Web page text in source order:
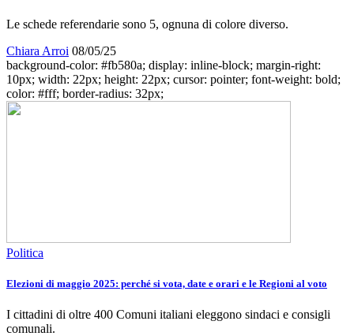
Le schede referendarie sono 5, ognuna di colore diverso.
Chiara Arroi 08/05/25
background-color: #fb580a; display: inline-block; margin-right:
10px; width: 22px; height: 22px; cursor: pointer; font-weight: bold;
color: #fff; border-radius: 32px;
Politica
Elezioni di maggio 2025: perché si vota, date e orari e le Regioni al voto
I cittadini di oltre 400 Comuni italiani eleggono sindaci e consigli
comunali.